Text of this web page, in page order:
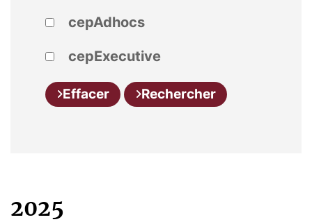
cepAdhocs
cepExecutive
Effacer Rechercher
2025